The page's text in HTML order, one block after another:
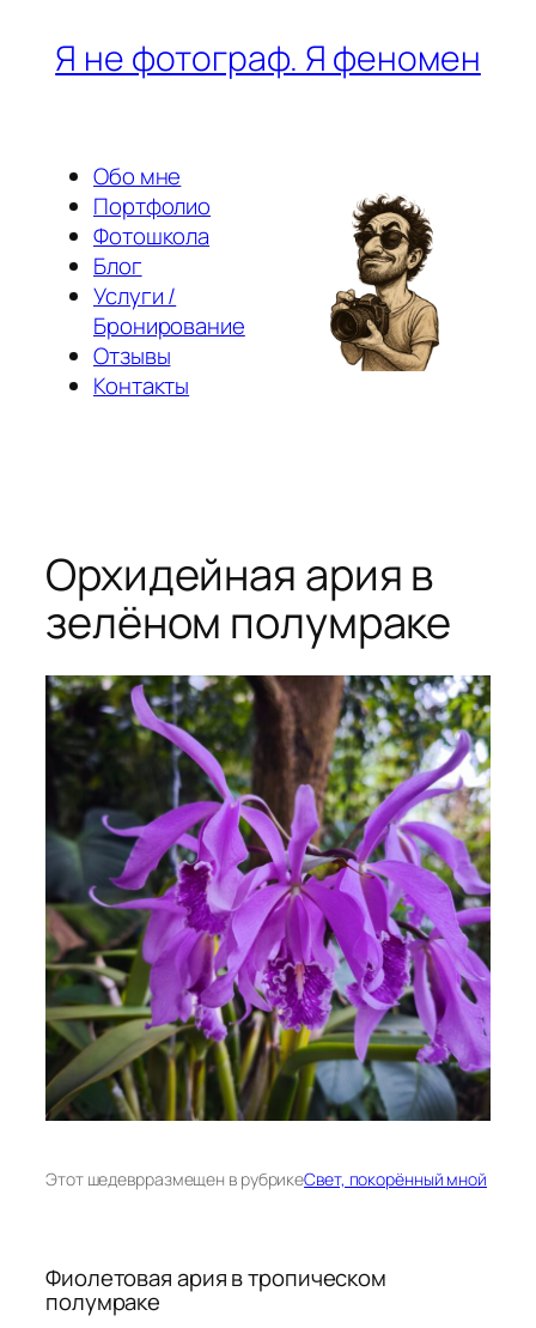
ПерейтиЯ не фотограф. Я феномен
Обо мне
Портфолио
Фотошкола
Блог
Услуги /
Бронирование
Отзывы
Контакты
Орхидейная ария в
зелёном полумраке
Этот шедеврразмещен в рубрикеСвет, покорённый мной
Фиолетовая ария в тропическом
полумраке